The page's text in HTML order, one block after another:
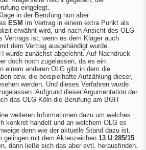
eingelegt.
in der Berufung nun aber
ESM im Vertrag in einem extra Punkt als
erwähnt wird, und nach Ansicht des OLG
Vertrags ist, wenn es dem Kläger auch
dem Vertrag ausgehändigt wurde.
wurde zunächst abgelehnt. Auf Nachdruck
doch noch zugelassen, da es ein
einem anderen OLG gibt in dem die
bzw. die beispielhafte Aufzählung dieser,
werden. Und dieses Verfahren wurde
Aufgrund dieser Argumentation der
das OLG Köln die Berufung am BGH
weiteren Informationen dazu um welches
konkret handelt und an welchem OLG es
denn wie der aktuelle Stand dazu ist.
gelingen mit dem Aktenzeichen 13 U 285/15
dann ließe sich das aber evtl. herausfinden.